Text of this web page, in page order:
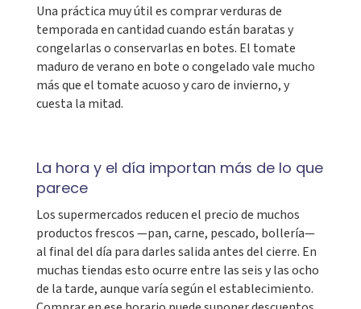
Una práctica muy útil es comprar verduras de
temporada en cantidad cuando están baratas y
congelarlas o conservarlas en botes. El tomate
maduro de verano en bote o congelado vale mucho
más que el tomate acuoso y caro de invierno, y
cuesta la mitad.
La hora y el día importan más de lo que
parece
Los supermercados reducen el precio de muchos
productos frescos —pan, carne, pescado, bollería—
al final del día para darles salida antes del cierre. En
muchas tiendas esto ocurre entre las seis y las ocho
de la tarde, aunque varía según el establecimiento.